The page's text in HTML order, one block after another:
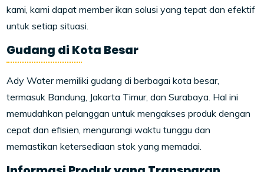
kami, kami dapat member ikan solusi yang tepat dan efektif
untuk setiap situasi.
Gudang di Kota Besar
Ady Water memiliki gudang di berbagai kota besar,
termasuk Bandung, Jakarta Timur, dan Surabaya. Hal ini
memudahkan pelanggan untuk mengakses produk dengan
cepat dan efisien, mengurangi waktu tunggu dan
memastikan ketersediaan stok yang memadai.